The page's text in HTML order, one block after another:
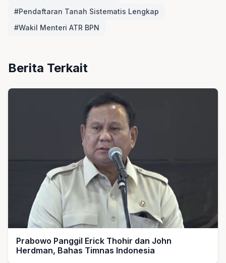
#Pendaftaran Tanah Sistematis Lengkap
#Wakil Menteri ATR BPN
Berita Terkait
Prabowo Panggil Erick Thohir dan John
Herdman, Bahas Timnas Indonesia